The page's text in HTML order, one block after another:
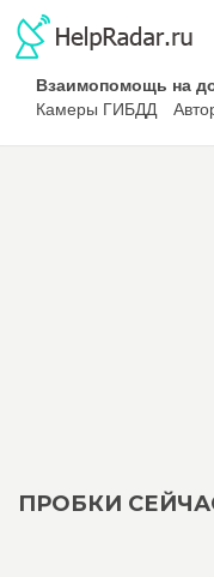
Взаимопомощь на
Камеры ГИБДД
ПРОБКИ